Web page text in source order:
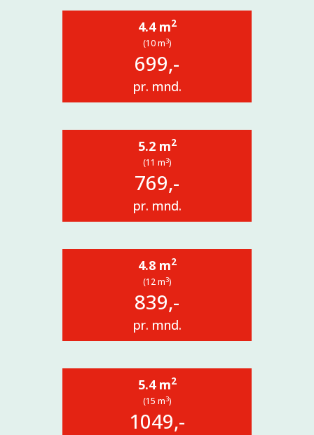
4.4 m2
(10 m3)
699,-
pr. mnd.
5.2 m2
(11 m3)
769,-
pr. mnd.
4.8 m2
(12 m3)
839,-
pr. mnd.
5.4 m2
(15 m3)
1049,-